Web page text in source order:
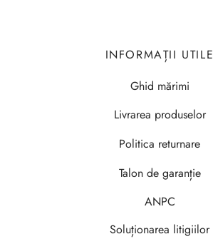
INFORMAȚII UTILE
Ghid mărimi
Livrarea produselor
Politica returnare
Talon de garanție
ANPC
Soluționarea litigiilor